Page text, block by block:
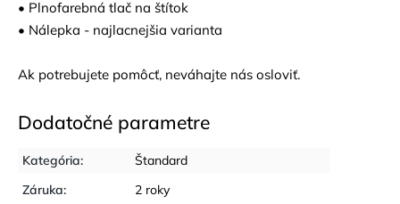
• Plnofarebná tlač na štítok
• Nálepka - najlacnejšia varianta
Ak potrebujete pomôcť, neváhajte nás osloviť.
Dodatočné parametre
Kategória:
Štandard
Záruka:
2 roky